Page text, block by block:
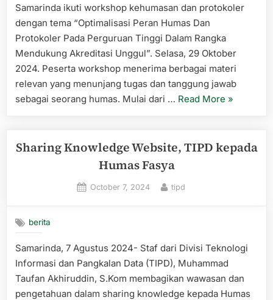
Samarinda ikuti workshop kehumasan dan protokoler
dengan tema “Optimalisasi Peran Humas Dan
Protokoler Pada Perguruan Tinggi Dalam Rangka
Mendukung Akreditasi Unggul”. Selasa, 29 Oktober
2024. Peserta workshop menerima berbagai materi
relevan yang menunjang tugas dan tanggung jawab
sebagai seorang humas. Mulai dari … Read More
Staf
»
Sharing Knowledge Website, TIPD kepada
Humas Fasya
Posted
October 7, 2024 By
tipd
berita
Samarinda, 7 Agustus 2024- Staf dari Divisi Teknologi
Informasi dan Pangkalan Data (TIPD), Muhammad
Taufan Akhiruddin, S.Kom membagikan wawasan dan
pengetahuan dalam sharing knowledge kepada Humas